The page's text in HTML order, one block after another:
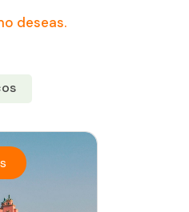
deseas.